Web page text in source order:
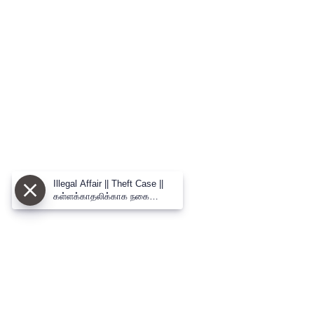
Illegal Affair || Theft Case ||
கள்ளக்காதலிக்காக நகை
திருட்டில் ஈடுபட்ட வாலிபர் -